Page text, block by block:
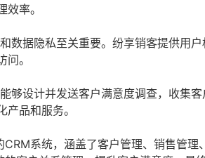
率。
数据隐私至关重要。纷享销客提供用
。
够设计并发送客户满意度调查，收集
品和服务。
系统，涵盖了客户管理、销售管